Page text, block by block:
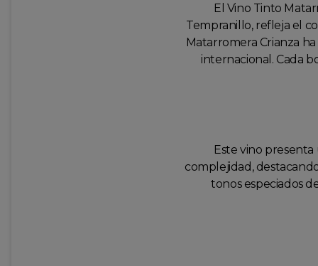
El Vino Tinto
Tempranillo, refleja el
Matarromera Crianza
internacional. Cada
Este vino
complejidad,
tonos especiados